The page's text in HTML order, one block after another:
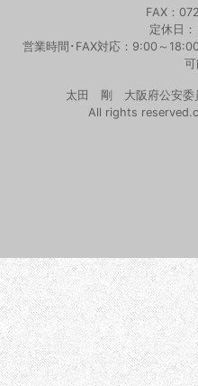
FAX：
定休日
営業時間･FAX対応：9:00～
可
太田 剛 大阪府公安委
All rights